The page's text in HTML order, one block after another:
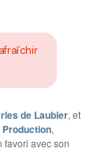
de Laubier, et
Production,
favori avec son